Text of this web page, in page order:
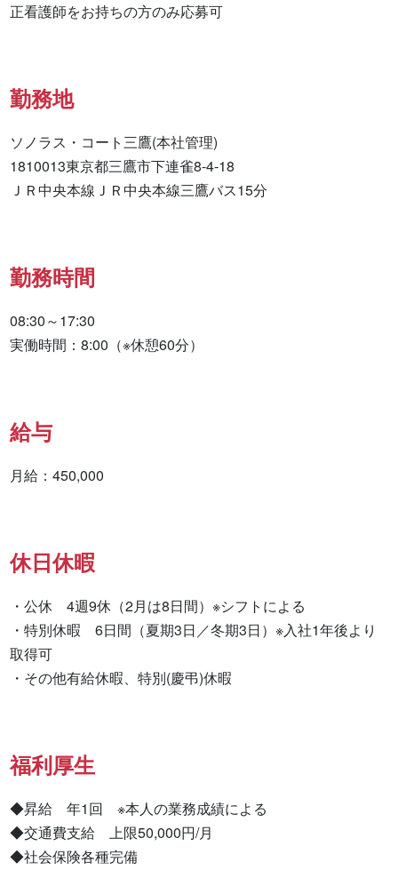
正看護師をお持ちの方のみ応募可
勤務地
ソノラス・コート三鷹(本社管理)
1810013東京都三鷹市下連雀8-4-18
ＪＲ中央本線ＪＲ中央本線三鷹バス15分
勤務時間
08:30～17:30
実働時間：8:00（※休憩60分）
給与
月給：450,000
休日休暇
・公休　4週9休（2月は8日間）※シフトによる
・特別休暇　6日間（夏期3日／冬期3日）※入社1年後より
取得可
・その他有給休暇、特別(慶弔)休暇
福利厚生
◆昇給　年1回　※本人の業務成績による
◆交通費支給　上限50,000円/月
◆社会保険各種完備